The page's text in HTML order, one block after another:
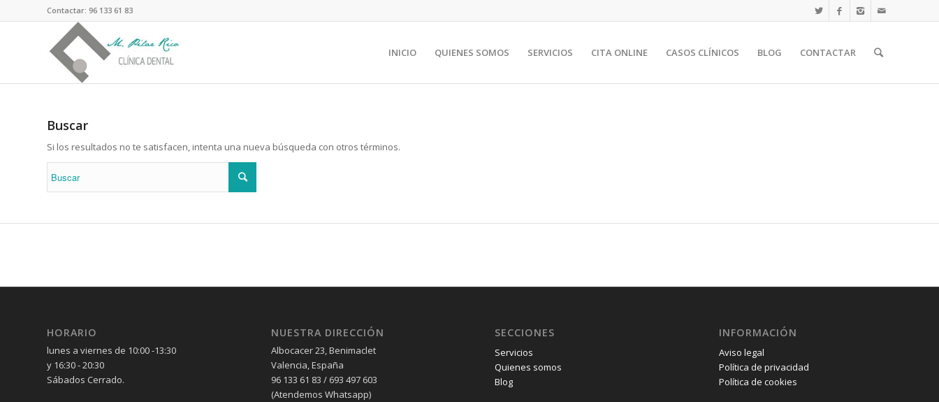
Contactar: 96 133 61 83
INICIO QUIENES SOMOS SERVICIOS CITA ONLINE CASOS CLÍNICOS BLOG CONTACTAR
Buscar
Si los resultados no te satisfacen, intenta una nueva búsqueda con otros términos.
HORARIO
lunes a viernes de 10:00 -13:30
y 16:30 - 20:30
Sábados Cerrado.
NUESTRA DIRECCIÓN
Albocacer 23, Benimaclet
Valencia, España
96 133 61 83 / 693 497 603
(Atendemos Whatsapp)
SECCIONES
Servicios
Quienes somos
Blog
INFORMACIÓN
Aviso legal
Política de privacidad
Política de cookies